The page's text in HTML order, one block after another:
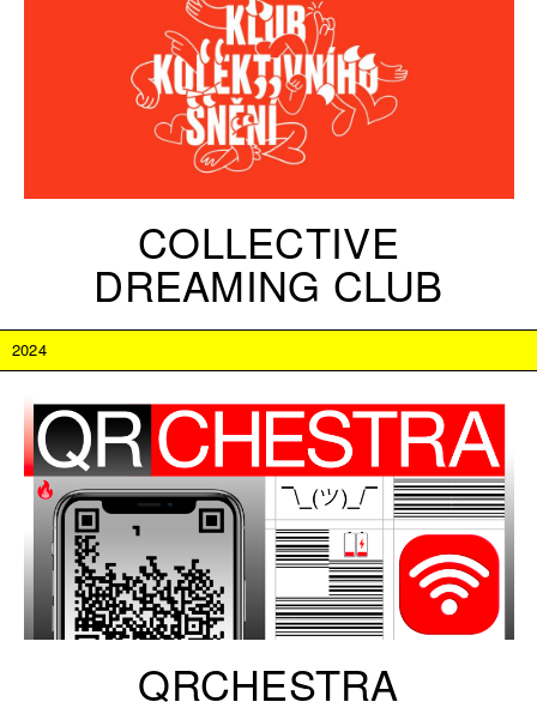
COLLECTIVE
DREAMING CLUB
2024
QRCHESTRA